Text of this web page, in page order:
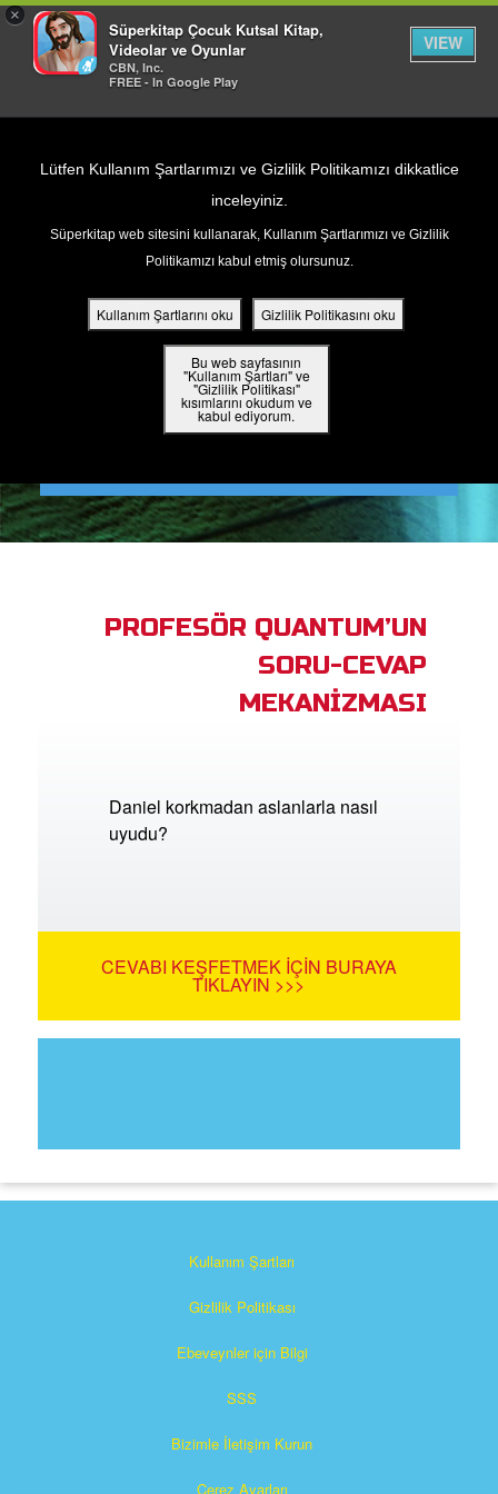
×
Süperkitap Çocuk Kutsal Kitap,
Videolar ve Oyunlar
CBN, Inc.
FREE - In Google Play
VIEW
Lütfen Kullanım Şartlarımızı ve Gizlilik Politikamızı dikkatlice
inceleyiniz.
Süperkitap web sitesini kullanarak, Kullanım Şartlarımızı ve Gizlilik
Politikamızı kabul etmiş olursunuz.
Kullanım Şartlarını oku Gizlilik Politikasını oku
Bu web sayfasının
"Kullanım Şartları" ve
"Gizlilik Politikası"
kısımlarını okudum ve
kabul ediyorum.
PROFESÖR QUANTUM’UN
SORU-CEVAP
MEKANİZMASI
Daniel korkmadan aslanlarla nasıl
uyudu?
CEVABI KEŞFETMEK İÇIN BURAYA
TIKLAYIN >>>
Kullanım Şartları
Gizlilik Politikası
Ebeveynler için Bilgi
SSS
Bizimle İletişim Kurun
Çerez Ayarları